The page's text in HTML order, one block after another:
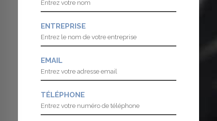
ENTREPRISE
EMAIL
TÉLÉPHONE